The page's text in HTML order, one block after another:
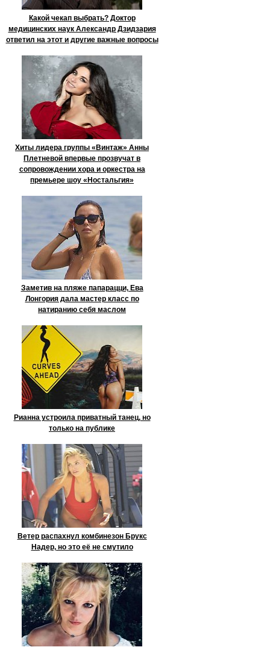
Какой чекап выбрать? Доктор
медицинских наук Александр Дзидзария
ответил на этот и другие важные вопросы
Хиты лидера группы «Винтаж» Анны
Плетневой впервые прозвучат в
сопровождении хора и оркестра на
премьере шоу «Ностальгия»
Заметив на пляже папарацци, Ева
Лонгория дала мастер класс по
натиранию себя маслом
Рианна устроила приватный танец, но
только на публике
Ветер распахнул комбинезон Брукс
Надер, но это её не смутило